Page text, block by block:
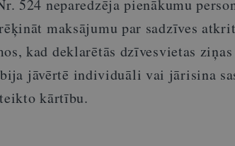
524 neparedzēja pienākumu
maksājumu par sadzīves
kad deklarētās dzīvesvietas
jāvērtē individuāli vai jārisina
kārtību.